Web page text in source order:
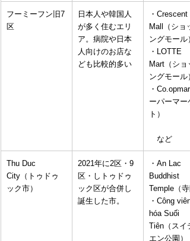
フーミーフン旧7
区
日本人や韓国人
が多く住むエリ
ア。病院や日本
人向けのお店な
ども比較的多い
・Crescent
Mall（ショ
ングモール
・LOTTE
Mart（ショ
ングモール
・
ーパーマー
ト）
など
Thu Duc
City（トゥドゥ
ック市）
2021年に2区・9
区・しトゥドゥ
ック区が合併し
誕生した市。
・An Lac
Buddhist
Temple（寺
・Công
hóa Suối
Tiên（スイ
エン公園）